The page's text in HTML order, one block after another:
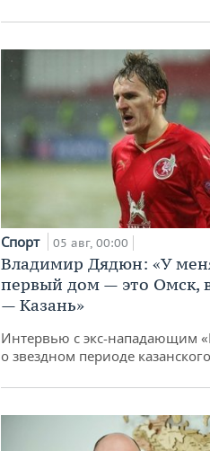
Спорт 05 авг, 00:00
Владимир Дядюн: «У
первый дом — это Омск,
— Казань»
Интервью с экс-нападающим
о звездном периоде